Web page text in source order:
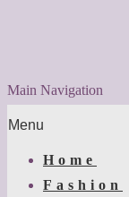
Main Navigation
Menu
Home
Fashion